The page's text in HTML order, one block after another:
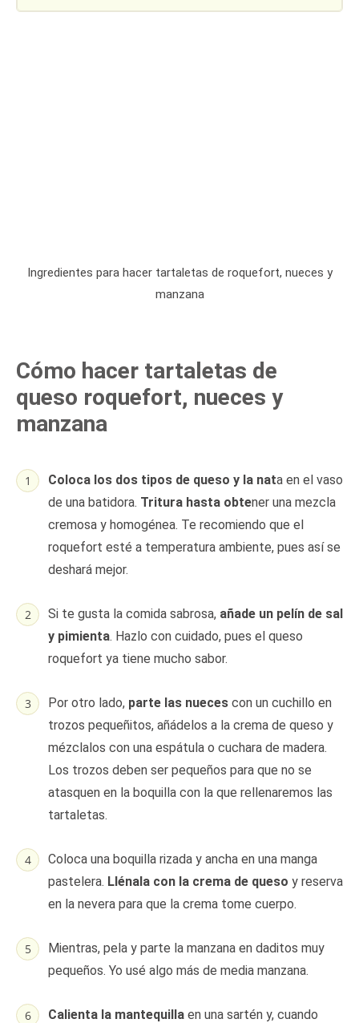
Ingredientes para hacer tartaletas de roquefort, nueces y
manzana
Cómo hacer tartaletas de
queso roquefort, nueces y
manzana
Coloca los dos tipos de queso y la nata en el vaso
de una batidora. Tritura hasta obtener una mezcla
cremosa y homogénea. Te recomiendo que el
roquefort esté a temperatura ambiente, pues así se
deshará mejor.
Si te gusta la comida sabrosa, añade un pelín de sal
y pimienta. Hazlo con cuidado, pues el queso
roquefort ya tiene mucho sabor.
Por otro lado, parte las nueces con un cuchillo en
trozos pequeñitos, añádelos a la crema de queso y
mézclalos con una espátula o cuchara de madera.
Los trozos deben ser pequeños para que no se
atasquen en la boquilla con la que rellenaremos las
tartaletas.
Coloca una boquilla rizada y ancha en una manga
pastelera. Llénala con la crema de queso y reserva
en la nevera para que la crema tome cuerpo.
Mientras, pela y parte la manzana en daditos muy
pequeños. Yo usé algo más de media manzana.
Calienta la mantequilla en una sartén y, cuando